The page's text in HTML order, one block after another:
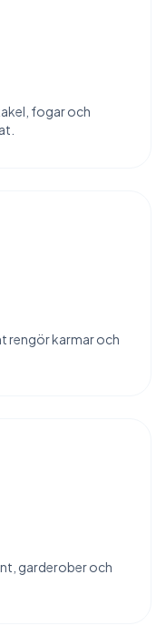
fogar och
rengör karmar och
garderober och